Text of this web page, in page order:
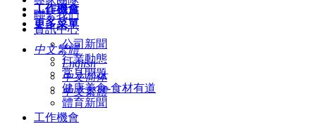
工作機會
更多菜單
中文繁體
English
中文简体
中文繁體
聯繫我們
資訊中心
公司新聞
行業動態
常見問題
健康美食-食材有道
體育新聞
工作機會